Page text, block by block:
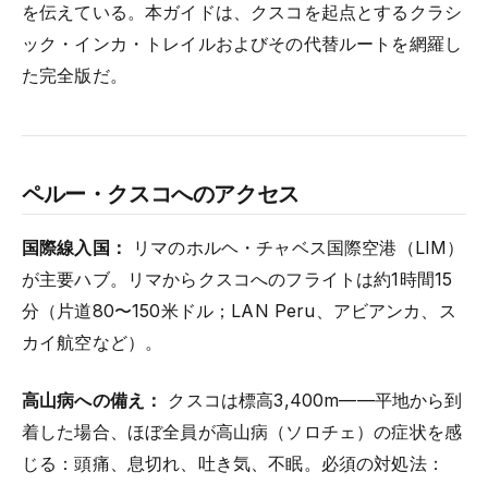
を伝えている。本ガイドは、クスコを起点とするクラシ
ック・インカ・トレイルおよびその代替ルートを網羅し
た完全版だ。
ペルー・クスコへのアクセス
国際線入国：
リマのホルヘ・チャベス国際空港（LIM）
が主要ハブ。リマからクスコへのフライトは約1時間15
分（片道80〜150米ドル；LAN Peru、アビアンカ、ス
カイ航空など）。
高山病への備え：
クスコは標高3,400m——平地から到
着した場合、ほぼ全員が高山病（ソロチェ）の症状を感
じる：頭痛、息切れ、吐き気、不眠。必須の対処法：